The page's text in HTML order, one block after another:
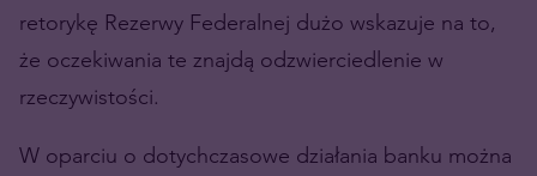
retorykę Rezerwy Federalnej dużo wskazuje na to,
że oczekiwania te znajdą odzwierciedlenie w
rzeczywistości.
W oparciu o dotychczasowe działania banku można